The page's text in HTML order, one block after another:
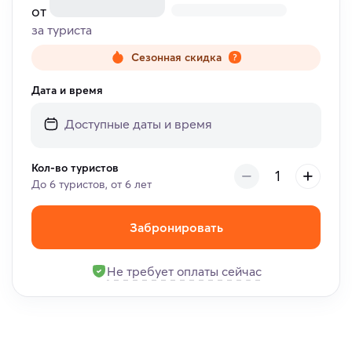
от
за туриста
Сезонная скидка
Дата и время
Кол-во туристов
До 6 туристов, от 6 лет
Забронировать
Не требует оплаты сейчас